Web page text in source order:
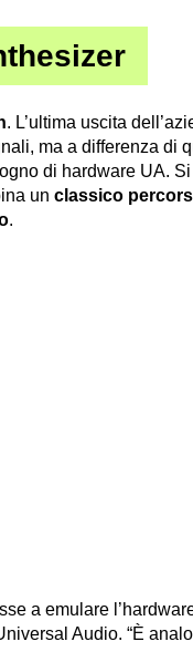
. L’ultima uscita
ma a differenza di
di hardware UA.
un classico
.
a emulare
Audio. “È